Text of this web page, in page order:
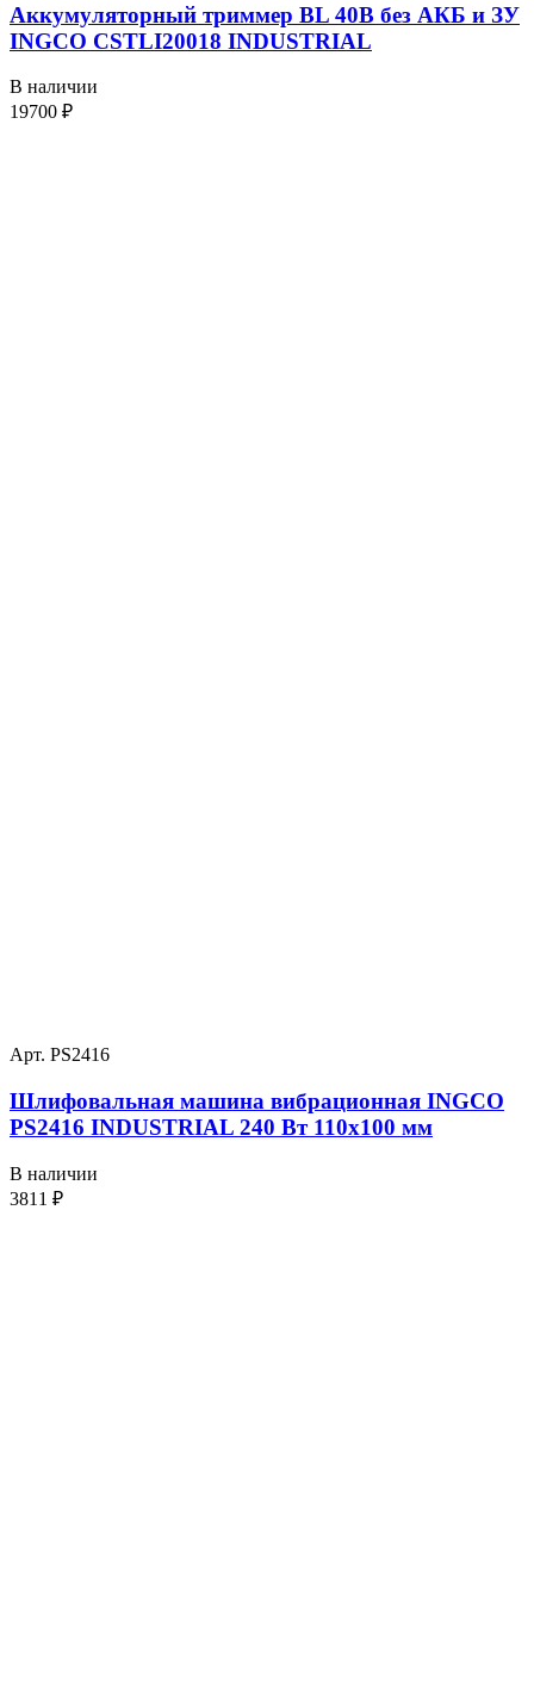
Аккумуляторный триммер BL 40В без АКБ и ЗУ
INGCO CSTLI20018 INDUSTRIAL
В наличии
19700 ₽
Арт. PS2416
Шлифовальная машина вибрационная INGCO
PS2416 INDUSTRIAL 240 Вт 110х100 мм
В наличии
3811 ₽